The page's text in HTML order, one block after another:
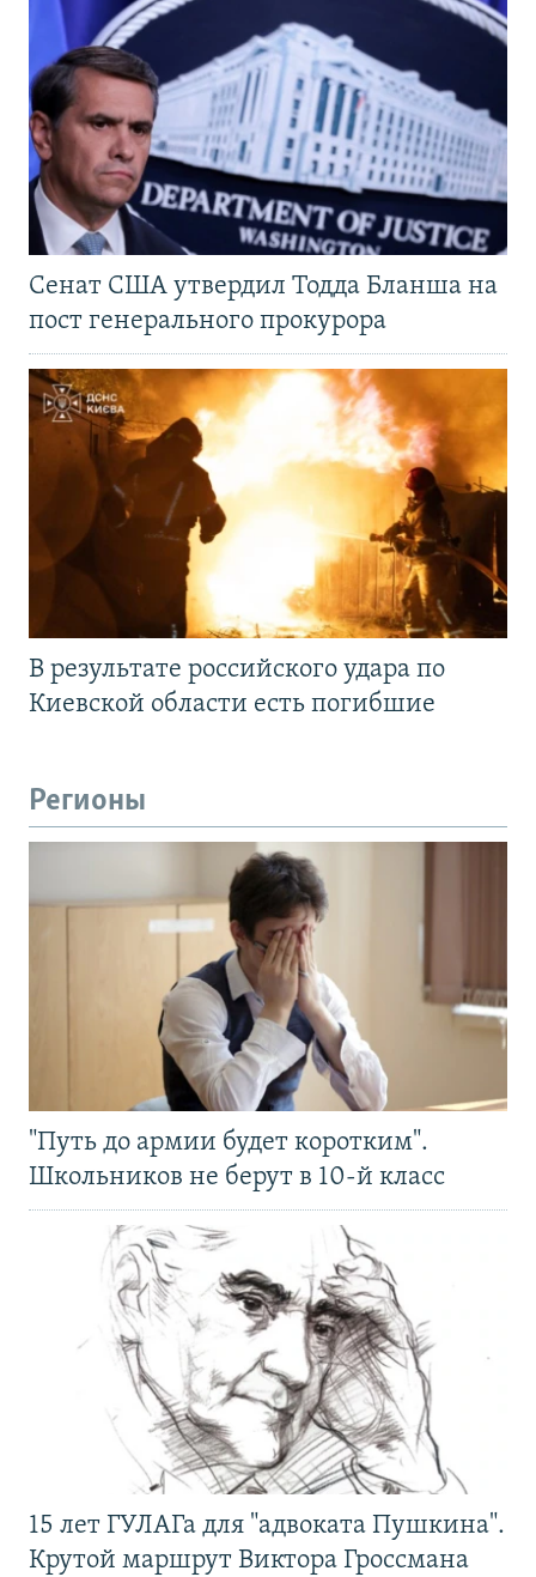
Сенат США утвердил Тодда Бланша на
пост генерального прокурора
В результате российского удара по
Киевской области есть погибшие
Регионы
"Путь до армии будет коротким".
Школьников не берут в 10-й класс
15 лет ГУЛАГа для "адвоката Пушкина".
Крутой маршрут Виктора Гроссмана